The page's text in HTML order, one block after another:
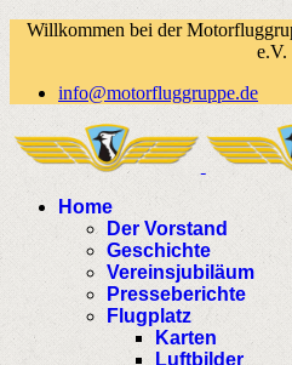
Willkommen bei der
e.V.
info@motorfluggruppe.de
Home
Der Vorstand
Geschichte
Vereinsjubiläum
Presseberichte
Flugplatz
Karten
Luftbilder